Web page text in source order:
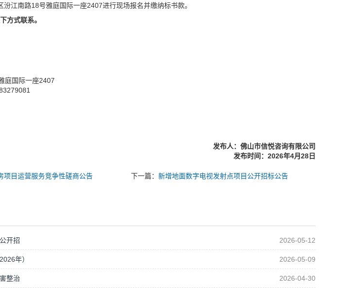
江南路18号雅庭国际一座2407进行现场报名并缴纳标书款。
方式联系。
庭国际一座2407
发布人：佛山市信悦咨询有限公司
发布时间：2026年4月28 日
项目运营服务竞争性磋商公告 下一篇： 新增地面数字电视发射点项目公开招标公告
开招 2026-05-12
年） 2026-05-09
整治 2026-04-30